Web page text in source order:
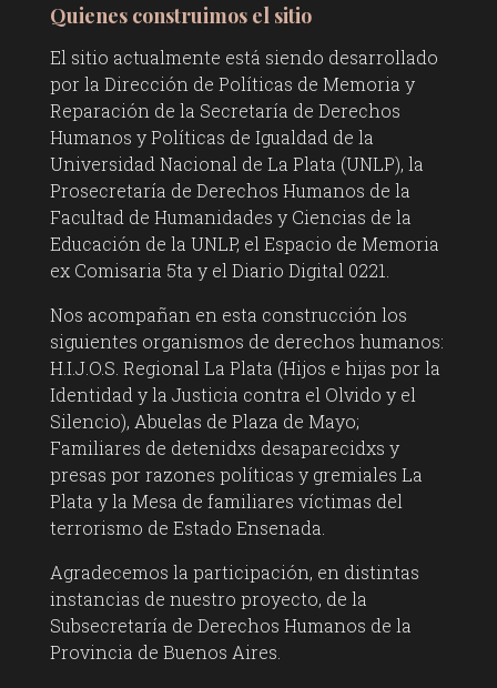
Quienes construimos el sitio
El sitio actualmente está siendo desarrollado
por la Dirección de Políticas de Memoria y
Reparación de la Secretaría de Derechos
Humanos y Políticas de Igualdad de la
Universidad Nacional de La Plata (UNLP), la
Prosecretaría de Derechos Humanos de la
Facultad de Humanidades y Ciencias de la
Educación de la UNLP, el Espacio de Memoria
ex Comisaria 5ta y el Diario Digital 0221.
Nos acompañan en esta construcción los
siguientes organismos de derechos humanos:
H.I.J.O.S. Regional La Plata (Hijos e hijas por la
Identidad y la Justicia contra el Olvido y el
Silencio), Abuelas de Plaza de Mayo;
Familiares de detenidxs desaparecidxs y
presas por razones políticas y gremiales La
Plata y la Mesa de familiares víctimas del
terrorismo de Estado Ensenada.
Agradecemos la participación, en distintas
instancias de nuestro proyecto, de la
Subsecretaría de Derechos Humanos de la
Provincia de Buenos Aires.